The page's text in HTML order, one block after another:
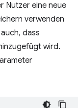
Nutzer eine neue
verwenden
dass
wird.